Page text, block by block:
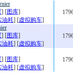
] [图库]
油耗] [虚拟购车]
] [图库]
油耗] [虚拟购车]
] [图库]
油耗] [虚拟购车]